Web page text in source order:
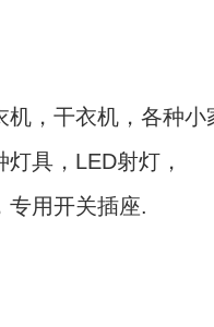
机，干衣机，各种小
具，LED射灯，
专用开关插座.